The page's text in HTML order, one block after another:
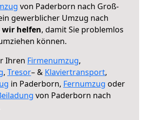
von Paderborn nach Groß-
gewerblicher Umzug nach
wir helfen, damit Sie problemlos
können.
Ihren Firmenumzug,
, Tresor– & Klaviertransport,
in Paderborn, Fernumzug oder
von Paderborn nach